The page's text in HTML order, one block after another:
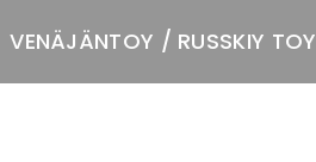
VENÄJÄNTOY / RUSSKIY TOY